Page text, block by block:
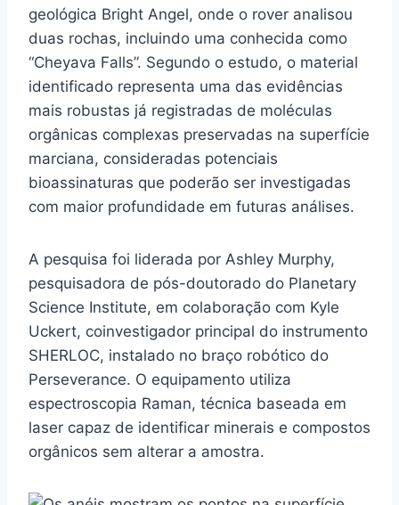
geológica Bright Angel, onde o rover analisou
duas rochas, incluindo uma conhecida como
“Cheyava Falls”. Segundo o estudo, o material
identificado representa uma das evidências
mais robustas já registradas de moléculas
orgânicas complexas preservadas na superfície
marciana, consideradas potenciais
bioassinaturas que poderão ser investigadas
com maior profundidade em futuras análises.
A pesquisa foi liderada por Ashley Murphy,
pesquisadora de pós-doutorado do Planetary
Science Institute, em colaboração com Kyle
Uckert, coinvestigador principal do instrumento
SHERLOC, instalado no braço robótico do
Perseverance. O equipamento utiliza
espectroscopia Raman, técnica baseada em
laser capaz de identificar minerais e compostos
orgânicos sem alterar a amostra.